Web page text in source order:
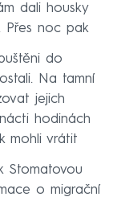
dali housky
Přes noc pak
do
Na tamní
jejich
hodinách
mohli vrátit
Stomatovou
o migrační